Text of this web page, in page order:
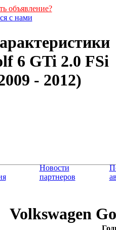
объявление?
с нами
6 GTi 2.0 FSi
- 2012)
Новости
партнеров
Volkswagen